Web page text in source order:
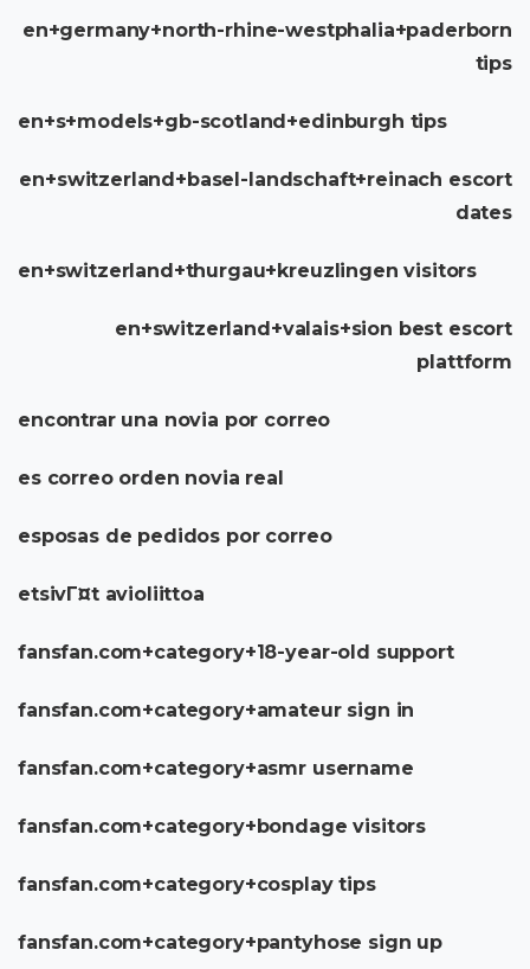
en+germany+north-rhine-westphalia+paderborn
tips
en+s+models+gb-scotland+edinburgh tips
en+switzerland+basel-landschaft+reinach escort
dates
en+switzerland+thurgau+kreuzlingen visitors
en+switzerland+valais+sion best escort
plattform
encontrar una novia por correo
es correo orden novia real
esposas de pedidos por correo
etsivГ¤t avioliittoa
fansfan.com+category+18-year-old support
fansfan.com+category+amateur sign in
fansfan.com+category+asmr username
fansfan.com+category+bondage visitors
fansfan.com+category+cosplay tips
fansfan.com+category+pantyhose sign up